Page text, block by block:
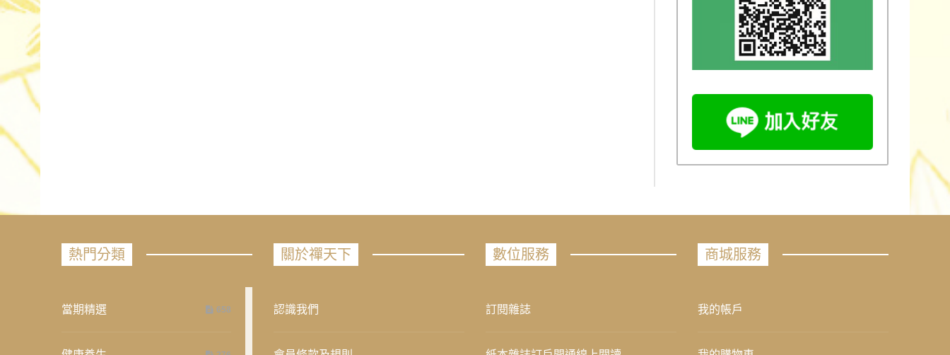
熱門分類
當期精選 658
關於禪天下
認識我們
數位服務
訂閱雜誌
商城服務
我的帳戶